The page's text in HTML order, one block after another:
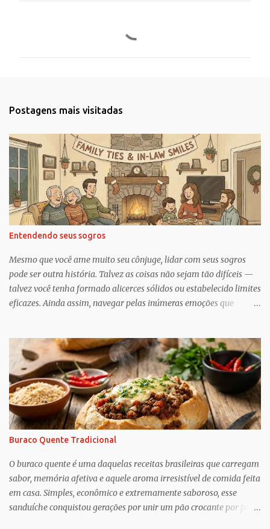
r
i
o
s
Postagens mais visitadas
Entendendo seus sogros
Mesmo que você ame muito seu cônjuge, lidar com seus sogros
pode ser outra história. Talvez as coisas não sejam tão difíceis —
talvez você tenha formado alicerces sólidos ou estabelecido limites
eficazes. Ainda assim, navegar pelas inúmeras emoções que
professor da Escola de Serviço Social da Universidade de
Maryland. Greif é coautor de In-Law Relationships: Mothers,
Daughters, Fathers, and Sons , para o qual ele e o coautor Michael
Wooley, PhD, MSW, DCSW, entrevistaram mais de 1.500 sogros
para compartilhar como esses relacionamentos, embora às vezes
complicados, também pode ser gratificante e
reconfortante. Embora a cultura popular e as narrativas sociais
nos façam acreditar que os relacionamentos familiares dão muito
trabalho para manter e podem ser confusos (quem assistiu The
Undoing ?), o que Greif descobriu é mais esperançoso:...
Buraco Quente Tradicional
O buraco quente é uma daquelas receitas brasileiras que carregam
sabor, memória afetiva e aquele aroma irresistível de comida feita
em casa. Simples, econômico e extremamente saboroso, esse
sanduíche conquistou gerações por unir um pão crocante por fora